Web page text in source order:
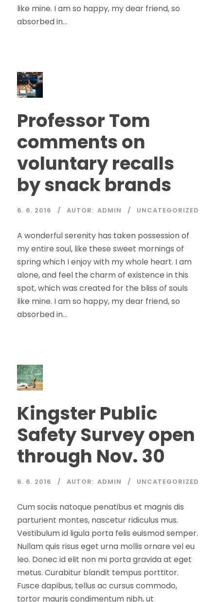
like mine. I am so happy, my dear friend, so
absorbed in...
Professor Tom
comments on
voluntary recalls
by snack brands
6. 6. 2016 AUTOR: ADMIN UNCATEGORIZED
A wonderful serenity has taken possession of
my entire soul, like these sweet mornings of
spring which I enjoy with my whole heart. I am
alone, and feel the charm of existence in this
spot, which was created for the bliss of souls
like mine. I am so happy, my dear friend, so
absorbed in...
Kingster Public
Safety Survey open
through Nov. 30
6. 6. 2016 AUTOR: ADMIN UNCATEGORIZED
Cum sociis natoque penatibus et magnis dis
parturient montes, nascetur ridiculus mus.
Vestibulum id ligula porta felis euismod semper.
Nullam quis risus eget urna mollis ornare vel eu
leo. Donec id elit non mi porta gravida at eget
metus. Curabitur blandit tempus porttitor.
Fusce dapibus, tellus ac cursus commodo,
tortor mauris condimentum nibh, ut